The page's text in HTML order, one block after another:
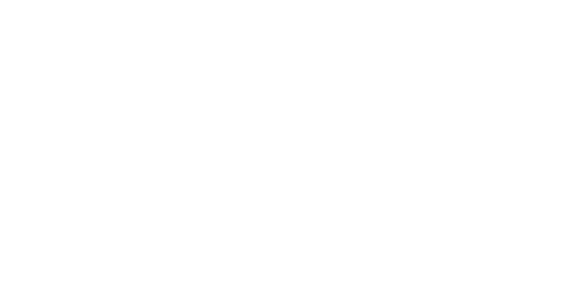
(za poplatok), balkónom, internetom (zdarma), trezorom (prípadne za poplatok)
(za poplatok), balkónom, internetom (zdarma), trezorom (prípadne za poplatok)